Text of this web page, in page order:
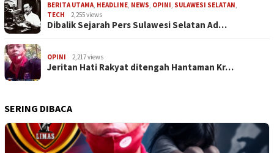
BERITA UTAMA, HEADLINE, NEWS, OPINI, SULAWESI SELATAN,
TECH
2,255 views
Dibalik Sejarah Pers Sulawesi Selatan Ad…
OPINI 2,217 views
Jeritan Hati Rakyat ditengah Hantaman Kr…
SERING DIBACA